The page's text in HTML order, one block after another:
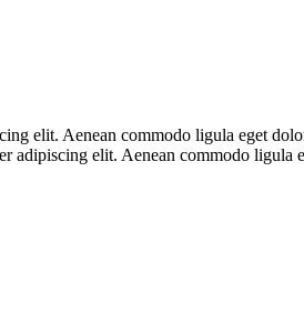
elit. Aenean commodo ligula eget
adipiscing elit. Aenean commodo ligula